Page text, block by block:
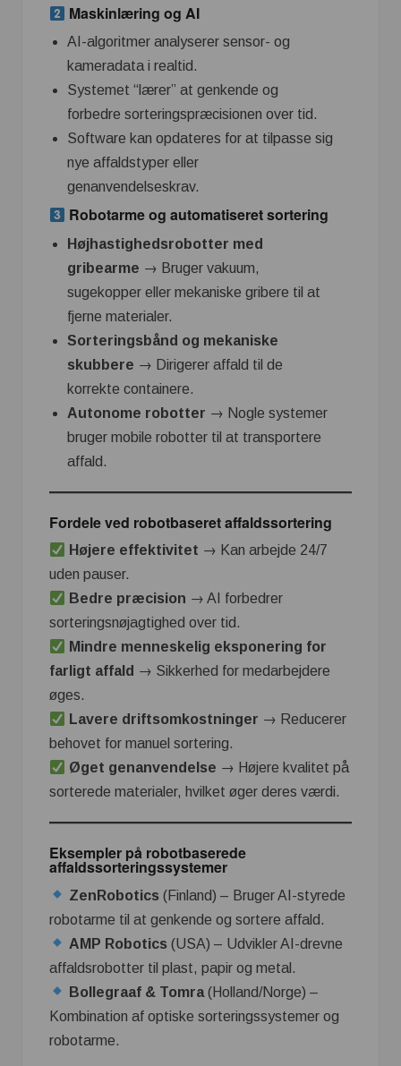
Maskinlæring og AI
AI-algoritmer analyserer sensor- og
kameradata i realtid.
Systemet “lærer” at genkende og
forbedre sorteringspræcisionen over tid.
Software kan opdateres for at tilpasse sig
nye affaldstyper eller
genanvendelseskrav.
Robotarme og automatiseret sortering
Højhastighedsrobotter med
gribearme → Bruger vakuum,
sugekopper eller mekaniske gribere til at
fjerne materialer.
Sorteringsbånd og mekaniske
skubbere → Dirigerer affald til de
korrekte containere.
Autonome robotter → Nogle systemer
bruger mobile robotter til at transportere
affald.
Fordele ved robotbaseret affaldssortering
Højere effektivitet → Kan arbejde 24/7
uden pauser.
Bedre præcision → AI forbedrer
sorteringsnøjagtighed over tid.
Mindre menneskelig eksponering for
farligt affald → Sikkerhed for medarbejdere
øges.
Lavere driftsomkostninger → Reducerer
behovet for manuel sortering.
Øget genanvendelse → Højere kvalitet på
sorterede materialer, hvilket øger deres værdi.
Eksempler på robotbaserede
affaldssorteringssystemer
ZenRobotics (Finland) – Bruger AI-styrede
robotarme til at genkende og sortere affald.
AMP Robotics (USA) – Udvikler AI-drevne
affaldsrobotter til plast, papir og metal.
Bollegraaf & Tomra(Holland/Norge) –
Kombination af optiske sorteringssystemer og
robotarme.